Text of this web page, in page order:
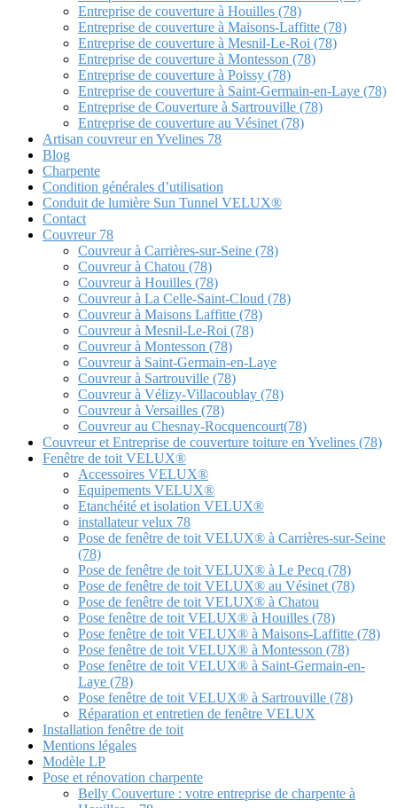
Entreprise de couverture à Houilles (78)
Entreprise de couverture à Maisons-Laffitte (78)
Entreprise de couverture à Mesnil-Le-Roi (78)
Entreprise de couverture à Montesson (78)
Entreprise de couverture à Poissy (78)
Entreprise de couverture à Saint-Germain-en-Laye (78)
Entreprise de Couverture à Sartrouville (78)
Entreprise de couverture au Vésinet (78)
Artisan couvreur en Yvelines 78
Blog
Charpente
Condition générales d’utilisation
Conduit de lumière Sun Tunnel VELUX®
Contact
Couvreur 78
Couvreur à Carrières-sur-Seine (78)
Couvreur à Chatou (78)
Couvreur à Houilles (78)
Couvreur à La Celle-Saint-Cloud (78)
Couvreur à Maisons Laffitte (78)
Couvreur à Mesnil-Le-Roi (78)
Couvreur à Montesson (78)
Couvreur à Saint-Germain-en-Laye
Couvreur à Sartrouville (78)
Couvreur à Vélizy-Villacoublay (78)
Couvreur à Versailles (78)
Couvreur au Chesnay-Rocquencourt(78)
Couvreur et Entreprise de couverture toiture en Yvelines (78)
Fenêtre de toit VELUX®
Accessoires VELUX®
Equipements VELUX®
Etanchéité et isolation VELUX®
installateur velux 78
Pose de fenêtre de toit VELUX® à Carrières-sur-Seine
(78)
Pose de fenêtre de toit VELUX® à Le Pecq (78)
Pose de fenêtre de toit VELUX® au Vésinet (78)
Pose de fenêtre de toit VELUX® à Chatou
Pose fenêtre de toit VELUX® à Houilles (78)
Pose fenêtre de toit VELUX® à Maisons-Laffitte (78)
Pose fenêtre de toit VELUX® à Montesson (78)
Pose fenêtre de toit VELUX® à Saint-Germain-en-
Laye (78)
Pose fenêtre de toit VELUX® à Sartrouville (78)
Réparation et entretien de fenêtre VELUX
Installation fenêtre de toit
Mentions légales
Modèle LP
Pose et rénovation charpente
Belly Couverture : votre entreprise de charpente à